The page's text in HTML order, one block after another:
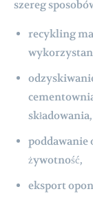
szereg
recykling
składowania,
poddawanie
żywotność,
eksport